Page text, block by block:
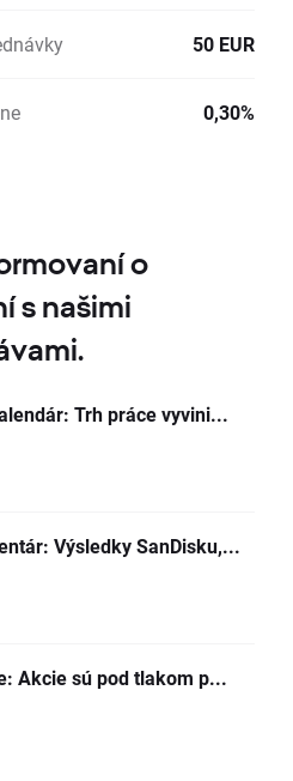
50 EUR
0,30%
o
s našimi
Trh práce vyvini...
Výsledky SanDisku,...
Akcie sú pod tlakom p...